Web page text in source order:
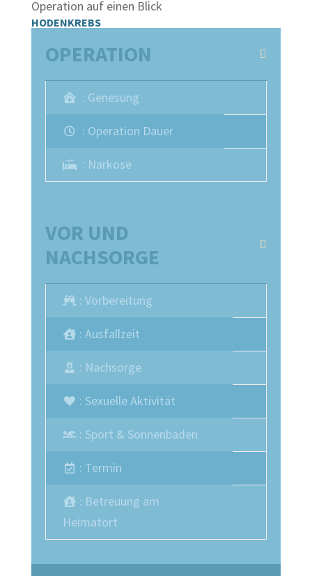
Operation auf einen Blick
HODENKREBS
OPERATION
: Genesung
: Operation Dauer
: Narkose
VOR UND
NACHSORGE
: Vorbereitung
: Ausfallzeit
: Nachsorge
: Sexuelle Aktivität
: Sport & Sonnenbaden
: Termin
: Betreuung am
Heimatort